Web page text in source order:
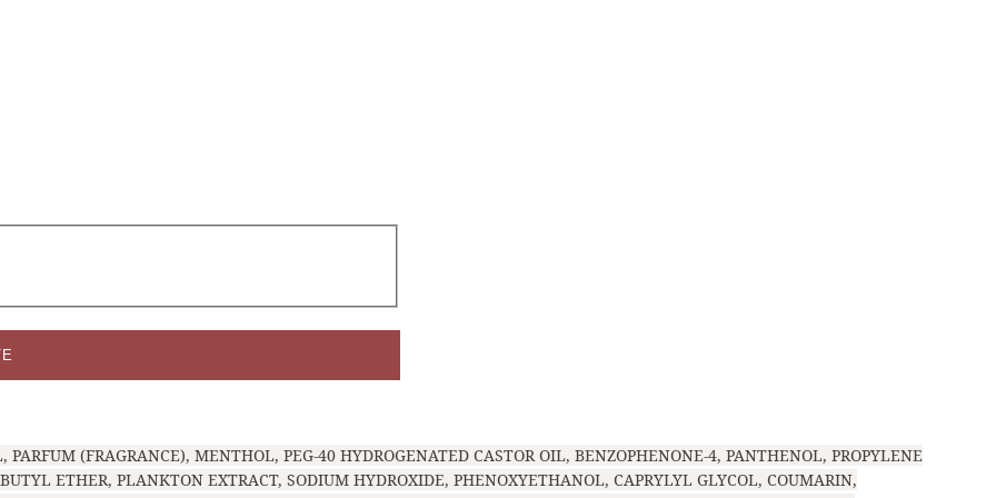
(FRAGRANCE), MENTHOL, PEG-40 HYDROGENATED CASTOR OIL, BENZOPHENONE-4, PANTHENOL, PROPYLENE
ETHER, PLANKTON EXTRACT, SODIUM HYDROXIDE, PHENOXYETHANOL, CAPRYLYL GLYCOL, COUMARIN,